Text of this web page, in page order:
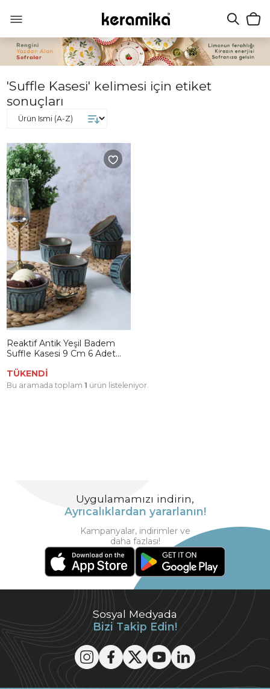
'Suffle Kasesi' kelimesi için etiket
sonuçları
Reaktif Antik Yeşil Badem
Suffle Kasesi 9 Cm 6 Adet
TÜKENDİ
Bu aramada toplam 1 ürün listeleniyor.
Sosyal Medyada
Bizi Takip Edin!
Uygulamamızı indirin,
Ayrıcalıklardan yararlanın!
Kampanyalar, indirimler ve
daha fazlası!